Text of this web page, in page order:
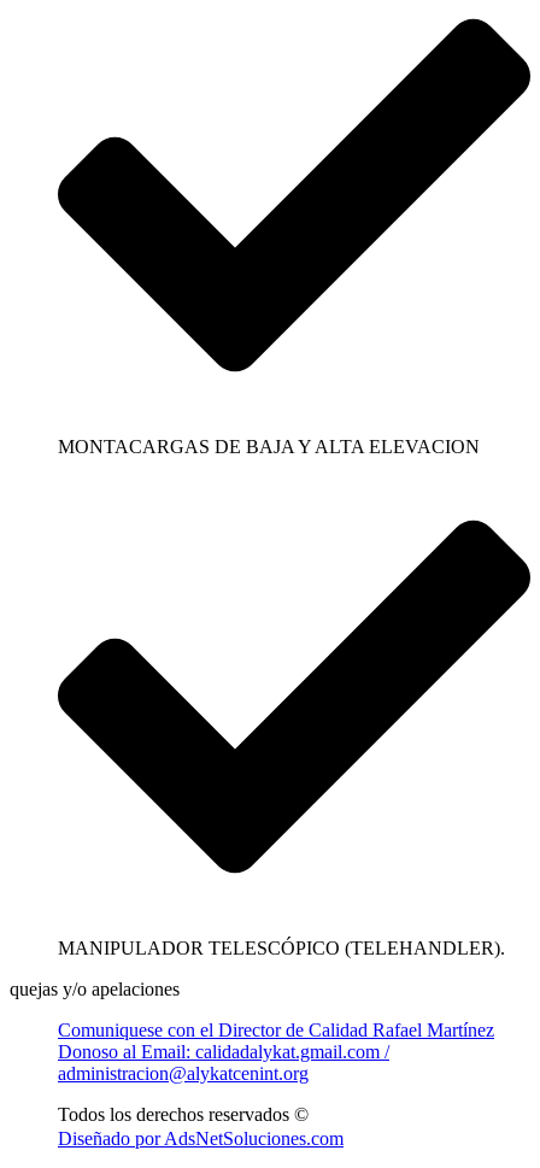
MONTACARGAS DE BAJA Y ALTA ELEVACION
MANIPULADOR TELESCÓPICO (TELEHANDLER).
quejas y/o apelaciones
Comuniquese con el Director de Calidad Rafael Martínez
Donoso al Email: calidadalykat.gmail.com /
administracion@alykatcenint.org
Todos los derechos reservados ©
Diseñado por AdsNetSoluciones.com